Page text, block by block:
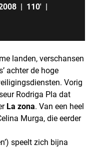
| 110' |
landen, verschansen
achter de hoge
Vorig
Rodriga Pla dat
La zona. Van een heel
Murga, die eerder
speelt zich bijna